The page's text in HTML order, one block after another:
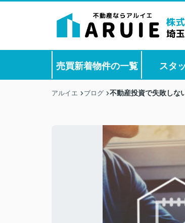
売買新着物件の一覧 スタ
アルイエ ブログ 不動産投資で失敗しな